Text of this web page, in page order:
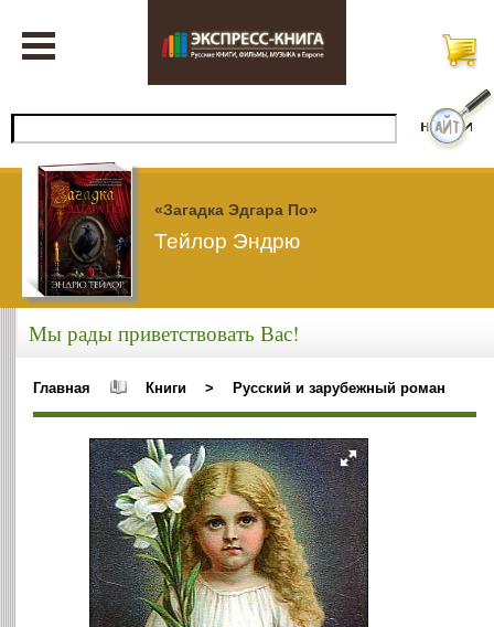
«Загадка Эдгара По»
Тейлор Эндрю
Мы рады приветствовать Вас!
Главная Книги > Русский и зарубежный роман